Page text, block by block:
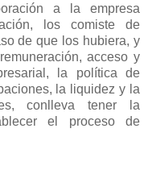
a la empresa
los comiste de
de que los hubiera, y
acceso y
la política de
la liquidez y la
conlleva tener la
el proceso de